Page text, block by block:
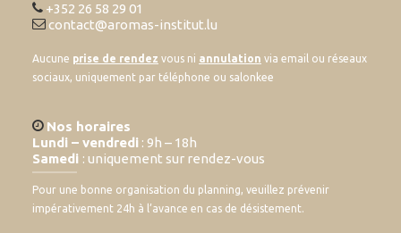
+352 26 58 29 01
contact@aromas-institut.lu
Aucune prise de rendez vous ni annulation via email ou réseaux
sociaux, uniquement par téléphone ou salonkee
Nos horaires
Lundi – vendredi : 9h – 18h
Samedi : uniquement sur rendez-vous
Pour une bonne organisation du planning, veuillez prévenir
impérativement 24h à l’avance en cas de désistement.